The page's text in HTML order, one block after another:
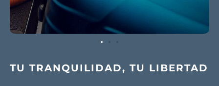
TU TRANQUILIDAD, TU LIBERTAD